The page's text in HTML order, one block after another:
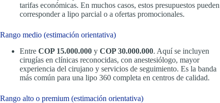
tarifas económicas. En muchos casos, estos presupuestos pueden
corresponder a lipo parcial o a ofertas promocionales.
Rango medio (estimación orientativa)
Entre COP 15.000.000 y COP 30.000.000. Aquí se incluyen
cirugías en clínicas reconocidas, con anestesiólogo, mayor
experiencia del cirujano y servicios de seguimiento. Es la banda
más común para una lipo 360 completa en centros de calidad.
Rango alto o premium (estimación orientativa)